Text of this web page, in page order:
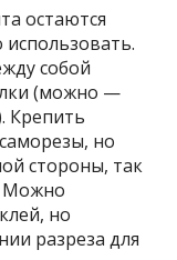
остаются
собой
(можно —
Крепить
но
стороны, так
Можно
но
разреза для